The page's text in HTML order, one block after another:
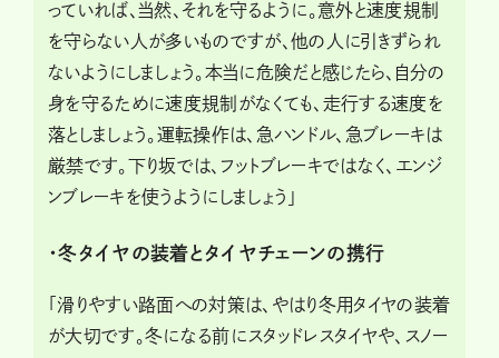
っていれば、当然、それを守るように。意外と速度規制
を守らない人が多いものですが、他の人に引きずられ
ないようにしましょう。本当に危険だと感じたら、自分の
身を守るために速度規制がなくても、走行する速度を
落としましょう。運転操作は、急ハンドル、急ブレーキは
厳禁です。下り坂では、フットブレーキではなく、エンジ
ンブレーキを使うようにしましょう」
・冬タイヤの装着とタイヤチェーンの携行
「滑りやすい路面への対策は、やはり冬用タイヤの装着
が大切です。冬になる前にスタッドレスタイヤや、スノー